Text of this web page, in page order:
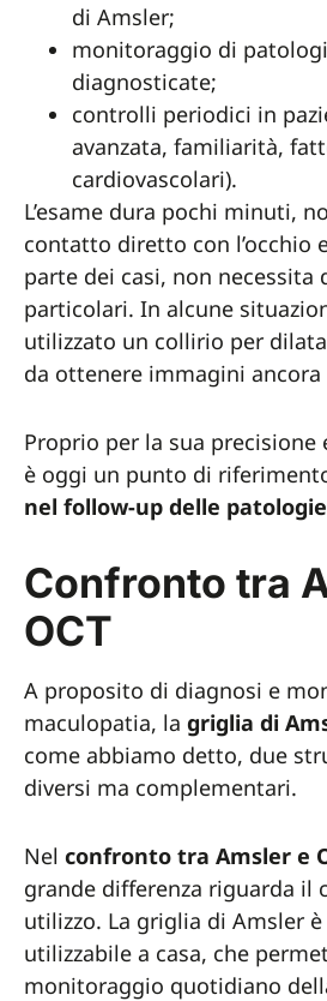
di Amsler;
monitoraggio di
diagnosticate;
controlli periodici in
avanzata, familiarità,
cardiovascolari).
L’esame dura pochi minuti,
contatto diretto con l’occhio
parte dei casi, non necessita
particolari. In alcune
utilizzato un collirio per
da ottenere immagini
Proprio per la sua precisione
è oggi un punto di
nel follow-up delle
Confronto tra
OCT
A proposito di diagnosi e
maculopatia, la griglia di
come abbiamo detto, due
diversi ma complementari.
Nel confronto tra Amsler e
grande differenza riguarda il
utilizzo. La griglia di Amsler
utilizzabile a casa, che
monitoraggio quotidiano